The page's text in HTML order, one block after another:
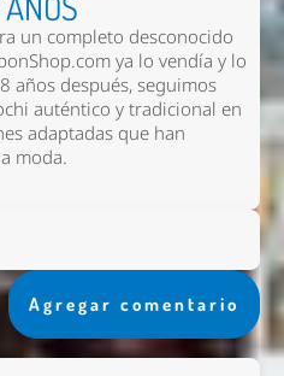
un completo desconocido
ya lo vendía y lo
años después, seguimos
auténtico y tradicional en
adaptadas que han
moda.
Agregar comentario